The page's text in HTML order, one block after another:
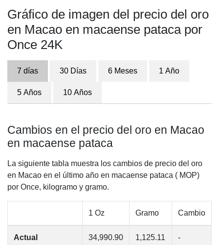
Gráfico de imagen del precio del oro
en Macao en macaense pataca por
Once 24K
7 días 30 Días 6 Meses 1 Año
5 Años 10 Años
Cambios en el precio del oro en Macao
en macaense pataca
La siguiente tabla muestra los cambios de precio del oro
en Macao en el último año en macaense pataca ( MOP)
por Once, kilogramo y gramo.
1 Oz Gramo Cambio
Actual 34,990.90 1,125.11 -